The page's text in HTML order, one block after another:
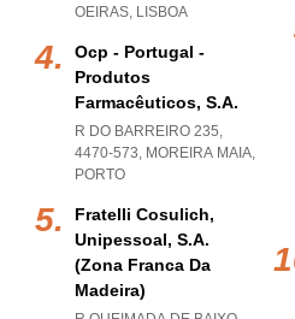
OEIRAS, LISBOA
Ocp - Portugal -
Produtos
Farmacêuticos, S.a.
R DO BARREIRO 235,
4470-573, MOREIRA MAIA,
PORTO
Fratelli Cosulich,
Unipessoal, S.a.
(zona Franca Da
Madeira)